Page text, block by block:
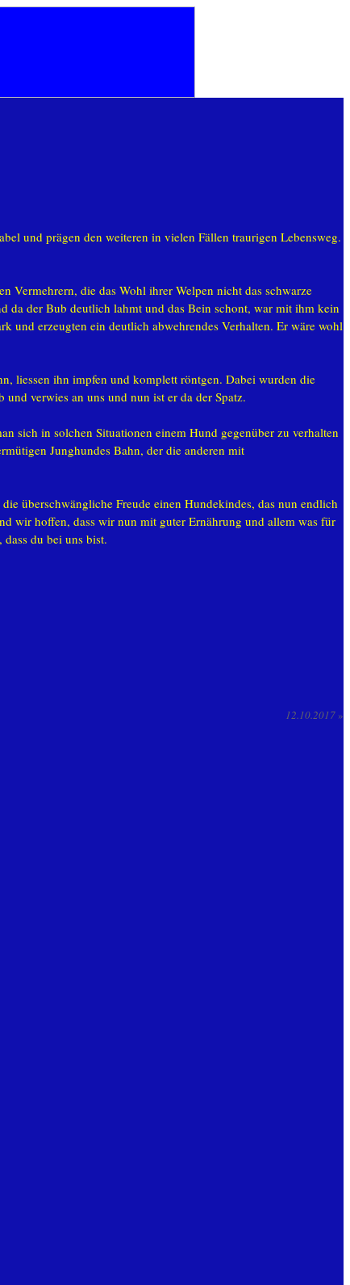
und prägen den weiteren in vielen Fällen traurigen Lebensweg.
Vermehrern, die das Wohl ihrer Welpen nicht das schwarze
da der Bub deutlich lahmt und das Bein schont, war mit ihm kein
und erzeugten ein deutlich abwehrendes Verhalten. Er wäre wohl
liessen ihn impfen und komplett röntgen. Dabei wurden die
verwies an uns und nun ist er da der Spatz.
sich in solchen Situationen einem Hund gegenüber zu verhalten
Junghundes Bahn, der die anderen mit
überschwängliche Freude einen Hundekindes, das nun endlich
wir hoffen, dass wir nun mit guter Ernährung und allem was für
du bei uns bist.
12.10.2017 »